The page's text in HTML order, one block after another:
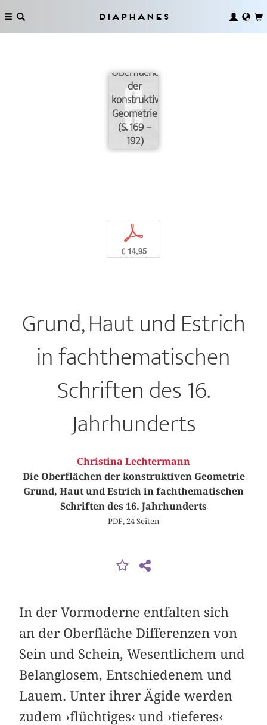
Diaphanes
Oberflächen
der
konstruktiven
Geometrie
(S. 169 –
192)
p
€ 14,95
Grund, Haut und Estrich
in fachthematischen
Schriften des 16.
Jahrhunderts
Christina Lechtermann
Die Oberflächen der konstruktiven Geometrie
Grund, Haut und Estrich in fachthematischen
Schriften des 16. Jahrhunderts
PDF, 24 Seiten
In der Vormoderne entfalten sich
an der Oberfläche Differenzen von
Sein und Schein, Wesentlichem und
Belanglosem, Entschiedenem und
Lauem. Unter ihrer Ägide werden
zudem ›flüchtiges‹ und ›tieferes‹